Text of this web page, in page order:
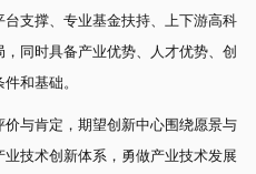
支撑、专业基金扶持、上下游高科
同时具备产业优势、人才优势、创
和基础。
与肯定，期望创新中心围绕愿景与
技术创新体系，勇做产业技术发展